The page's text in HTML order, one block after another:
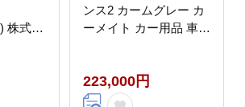
株式会
市 送
ーナッ
ンス2 カームグレー カ
ーメイト カー用品 車
児 子育て ISOFIX 回転
式 メッシュ 丸洗い ク
223,000円